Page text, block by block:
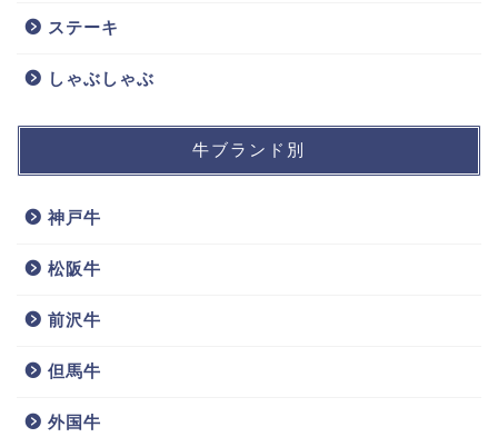
ステーキ
しゃぶしゃぶ
牛ブランド別
神戸牛
松阪牛
前沢牛
但馬牛
外国牛